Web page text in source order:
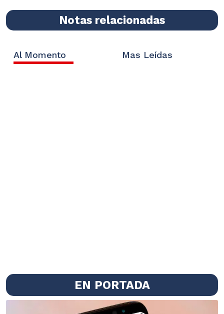
Notas relacionadas
Al Momento Mas Leídas
EN PORTADA